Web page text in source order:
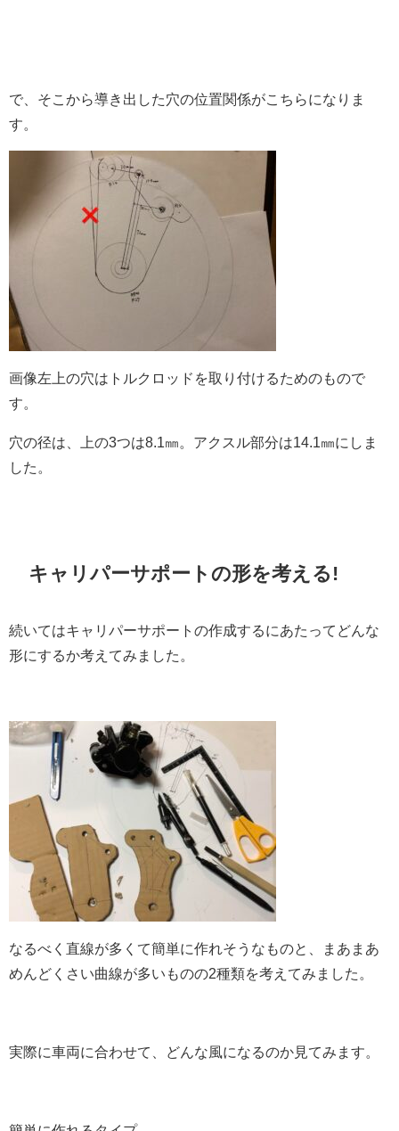
で、そこから導き出した穴の位置関係がこちらになりま
す。
画像左上の穴はトルクロッドを取り付けるためのもので
す。
穴の径は、上の3つは8.1㎜。アクスル部分は14.1㎜にしま
した。
キャリパーサポートの形を考える!
続いてはキャリパーサポートの作成するにあたってどんな
形にするか考えてみました。
なるべく直線が多くて簡単に作れそうなものと、まあまあ
めんどくさい曲線が多いものの2種類を考えてみました。
実際に車両に合わせて、どんな風になるのか見てみます。